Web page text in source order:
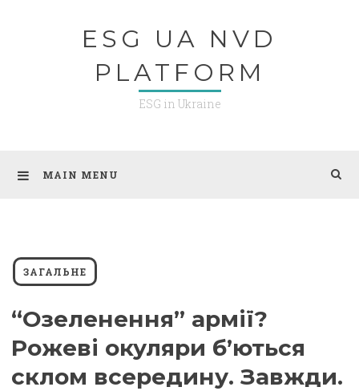
ESG UA NVD
PLATFORM
ESG in Ukraine
MAIN MENU
ЗАГАЛЬНЕ
“Озеленення” армії?
Рожеві окуляри б’ються
склом всередину. Завжди.